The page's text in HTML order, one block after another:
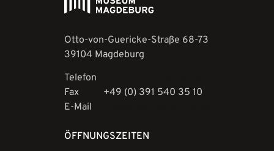
Otto-von-Guericke-Straße 68-73
39104 Magdeburg
Telefon
Fax
+49 (0) 391 540 35 10
E-Mail
ÖFFNUNGSZEITEN